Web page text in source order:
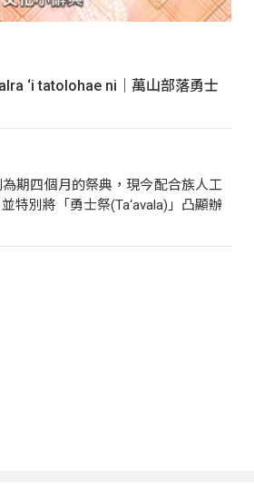
‘i tatolohae ni｜萬山部落勇士
期四個月的祭典，現今配合族人工
特別將「勇士祭(Ta‘avala)」凸顯辦